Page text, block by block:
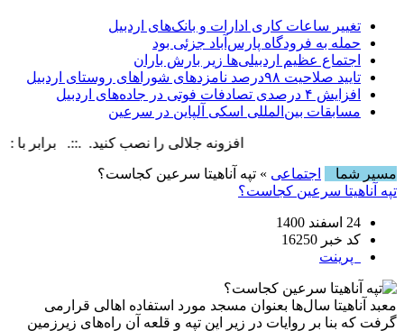
تغییر ساعات کاری ادارات و بانک‌های اردبیل
حمله به فرودگاه پارس‌‌آباد جزئی بود
اجتماع عظیم اردبیلی‌ها زیر بارش باران
تایید صلاحیت ۹۸درصد نامزدهای شوراهای روستای اردبیل
افزایش ۴ درصدی تصادفات فوتی در جاده‌های اردبیل
مسابقات بین‌المللی اسکی آلپاین در سرعین
افزونه جلالی را نصب کنید. .::. برابر با : Friday, 7 August , 2026
مسیر شما
اجتماعی » تپه آناهیتا سرعین کجاست؟
تپه آناهیتا سرعین کجاست؟
24 اسفند 1400
کد خبر 16250
پرینت
معبد آناهیتا سال‌ها بعنوان مسجد مورد استفاده اهالی قرارمی
گرفت که بنا بر روایات در زیر این تپه و قلعه آن راه‌های زیرزمین